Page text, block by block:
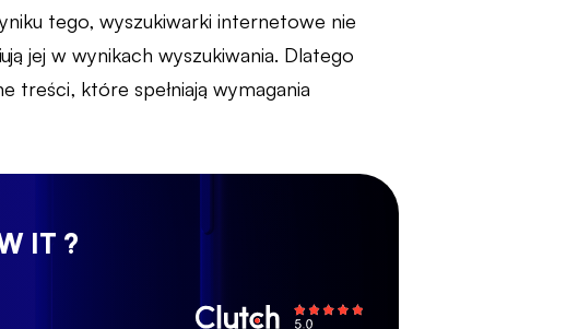
tego, wyszukiwarki internetowe nie
jej w wynikach wyszukiwania. Dlatego
treści, które spełniają wymagania
IT ?